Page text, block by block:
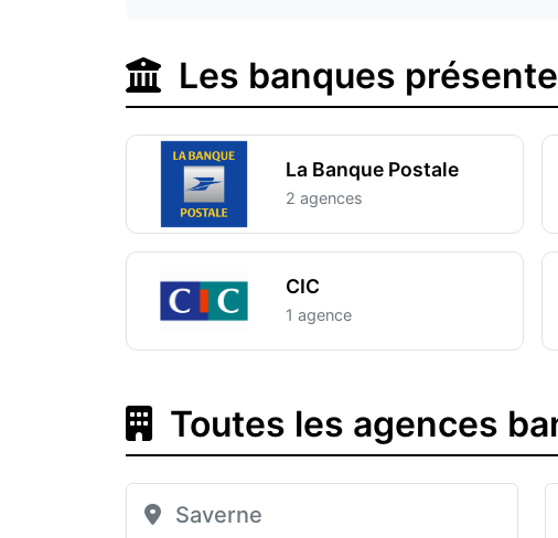
Les banques
La Banque Postale
2 agences
CIC
1 agence
Toutes les agences
Saverne